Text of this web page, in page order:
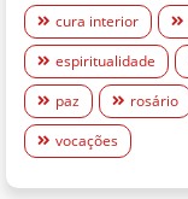
cura interior
espiritualidade
paz
rosário
vocações